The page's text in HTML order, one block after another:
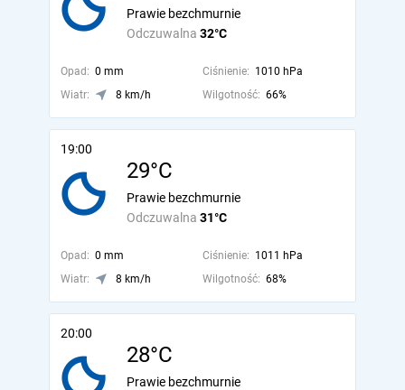
Odczuwalna 32°C
Prawie bezchmurnie
Opad: 0 mm Ciśnienie: 1010 hPa
Wiatr:
8 km/h Wilgotność: 66%
19:00
29°C
Odczuwalna 31°C
Prawie bezchmurnie
Opad: 0 mm Ciśnienie: 1011 hPa
Wiatr:
8 km/h Wilgotność: 68%
20:00
28°C
Prawie bezchmurnie